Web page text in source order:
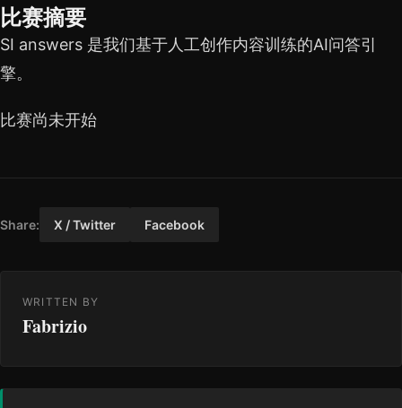
比赛摘要
SI answers 是我们基于人工创作内容训练的AI问答引
擎。
比赛尚未开始
Share: X / Twitter Facebook
WRITTEN BY
Fabrizio